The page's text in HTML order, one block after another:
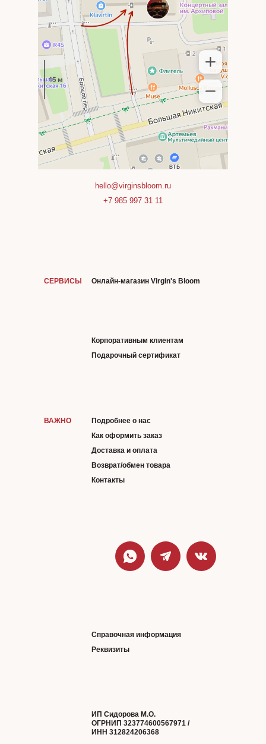
+7 985 997 31 11
hello@virginsbloom.ru
Справочная информация
Реквизиты
СЕРВИСЫ Онлайн-магазин Virgin's Bloom
Корпоративным клиентам
Подарочный сертификат
Подробнее о нас
Как оформить заказ
Доставка и оплата
Возврат/обмен товара
Контакты
ИП Сидорова М.О.
ОГРНИП 323774600567971 /
ИНН 312824206368
ВАЖНО